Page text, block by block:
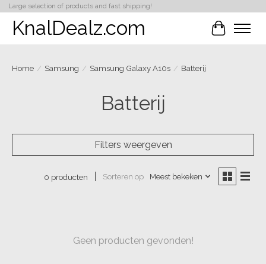
Large selection of products and fast shipping!
KnalDealz.com
Home / Samsung / Samsung Galaxy A10s / Batterij
Batterij
Filters weergeven
0 producten Sorteren op Meest bekeken
Geen producten gevonden!